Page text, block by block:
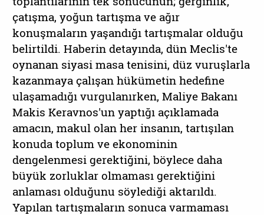
çatışma, yoğun tartışma ve ağır
konuşmaların yaşandığı tartışmalar olduğu
belirtildi. Haberin detayında, dün Meclis'te
oynanan siyasi masa tenisini, düz vuruşlarla
kazanmaya çalışan hükümetin hedefine
ulaşamadığı vurgulanırken, Maliye Bakanı
Makis Keravnos'un yaptığı açıklamada
amacın, makul olan her insanın, tartışılan
konuda toplum ve ekonominin
dengelenmesi gerektiğini, böylece daha
büyük zorluklar olmaması gerektiğini
anlaması olduğunu söylediği aktarıldı.
Yapılan tartışmaların sonuca varmaması